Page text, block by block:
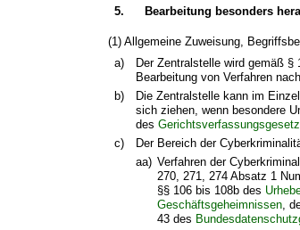
5. Bearbeitung besonders
(1) Allgemeine Zuweisung,
a)
Der Zentralstelle wird gemäß
Bearbeitung von Verfahren
b)
Die Zentralstelle kann im
sich ziehen, wenn besondere
des
c)
Der Bereich der
aa) Verfahren der
270, 271, 274 Absatz 1
§§ 106 bis 108b des
Geschäftsgeheimnissen,
43 des